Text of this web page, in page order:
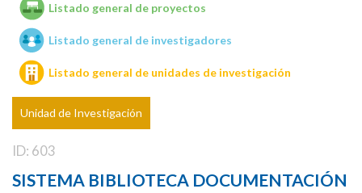
Unidades de investigación
Listado general de proyectos
Listado general de investigadores
Listado general de unidades de investigación
Unidad de Investigación
ID: 603
SISTEMA BIBLIOTECA DOCUMENTACIÓN